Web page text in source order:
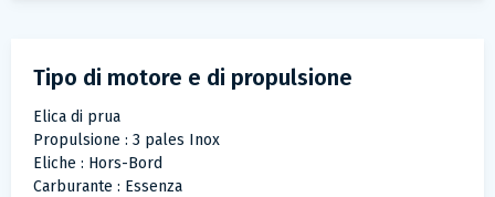
Tipo di motore e di propulsione
Elica di prua
Propulsione : 3 pales Inox
Eliche : Hors-Bord
Carburante : Essenza